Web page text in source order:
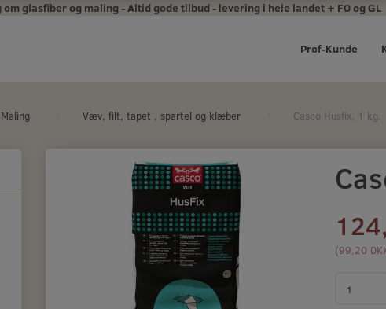
glasfiber og maling - Altid gode tilbud - levering i hele landet + FO og GL
Prof-Kunde
Væv, filt, tapet , spartel og klæber Casco Husfix, 1 kg.
(99,20